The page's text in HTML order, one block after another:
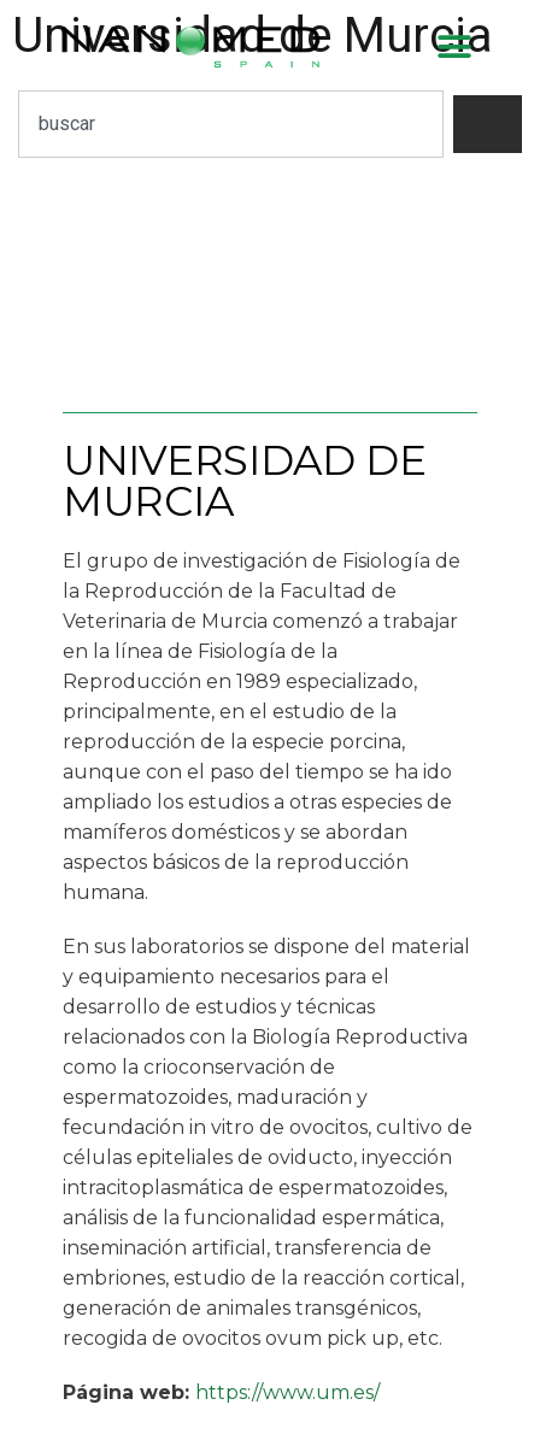
Universidad de Murcia
UNIVERSIDAD DE
MURCIA
El grupo de investigación de Fisiología de
la Reproducción de la Facultad de
Veterinaria de Murcia comenzó a trabajar
en la línea de Fisiología de la
Reproducción en 1989 especializado,
principalmente, en el estudio de la
reproducción de la especie porcina,
aunque con el paso del tiempo se ha ido
ampliado los estudios a otras especies de
mamíferos domésticos y se abordan
aspectos básicos de la reproducción
humana.
En sus laboratorios se dispone del material
y equipamiento necesarios para el
desarrollo de estudios y técnicas
relacionados con la Biología Reproductiva
como la crioconservación de
espermatozoides, maduración y
fecundación in vitro de ovocitos, cultivo de
células epiteliales de oviducto, inyección
intracitoplasmática de espermatozoides,
análisis de la funcionalidad espermática,
inseminación artificial, transferencia de
embriones, estudio de la reacción cortical,
generación de animales transgénicos,
recogida de ovocitos ovum pick up, etc.
Página web: https://www.um.es/